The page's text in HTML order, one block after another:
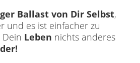
Ballast von Dir Selbst,
und es ist einfacher zu
Dein Leben nichts anderes